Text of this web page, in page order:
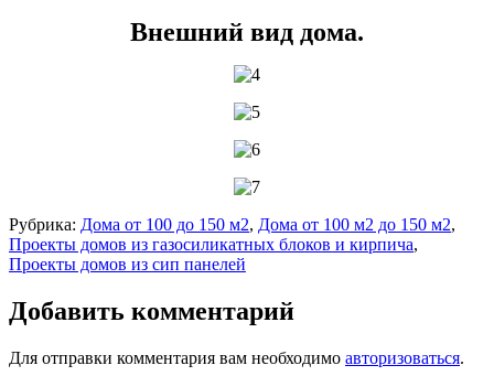
Внешний вид дома.
Рубрика: Дома от 100 до 150 м2, Дома от 100 м2 до 150 м2,
Проекты домов из газосиликатных блоков и кирпича,
Проекты домов из сип панелей
Добавить комментарий
Для отправки комментария вам необходимо авторизоваться.